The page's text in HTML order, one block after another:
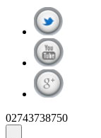
02743738750